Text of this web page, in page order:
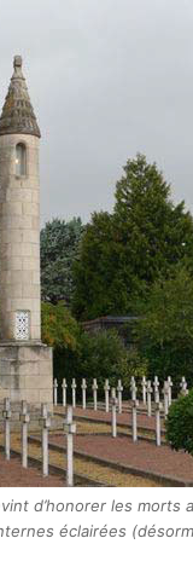
d’honorer les morts
éclairées